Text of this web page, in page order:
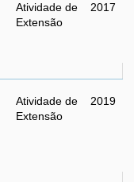
Atividade de
Extensão
2017
Atividade de
Extensão
2019